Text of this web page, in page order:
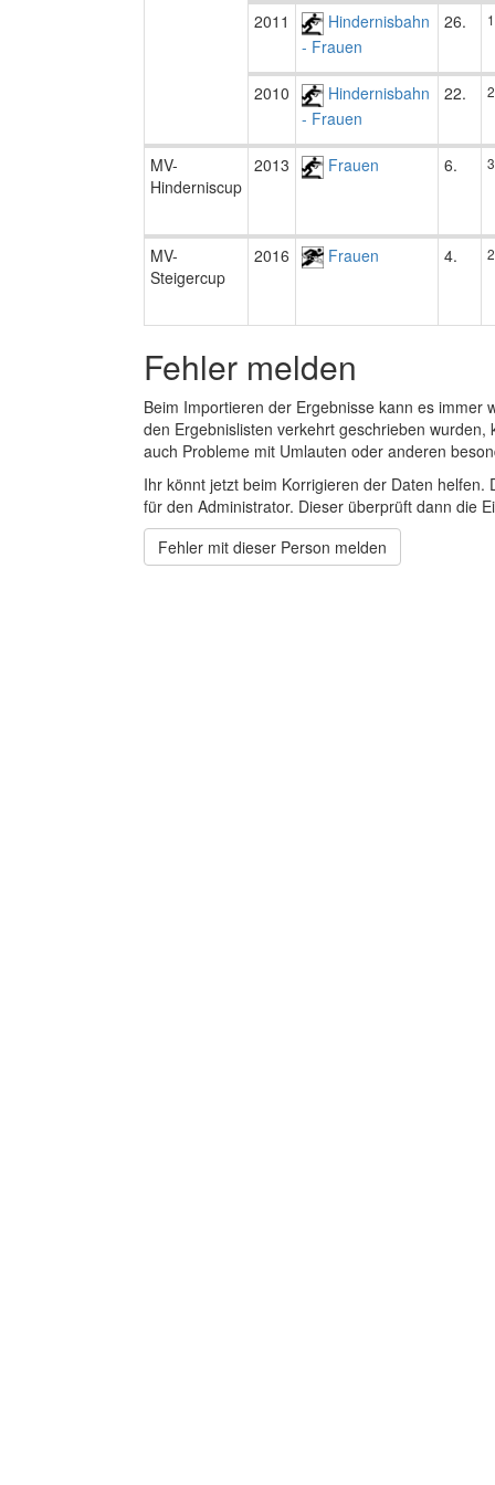
2011
Hindernisbahn
- Frauen
26.
2010
Hindernisbahn
- Frauen
22.
MV-
Hinderniscup
2013 Frauen 6.
MV-
Steigercup
2016 Frauen 4.
Fehler melden
Beim Importieren der Ergebnisse kann es
den Ergebnislisten verkehrt geschrieben
auch Probleme mit Umlauten oder anderen
Ihr könnt jetzt beim Korrigieren der Daten
für den Administrator. Dieser überprüft dann die
Fehler mit dieser Person melden